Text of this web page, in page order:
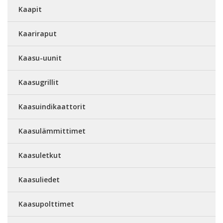
Kaapit
Kaariraput
Kaasu-uunit
Kaasugrillit
Kaasuindikaattorit
Kaasulämmittimet
Kaasuletkut
Kaasuliedet
Kaasupolttimet